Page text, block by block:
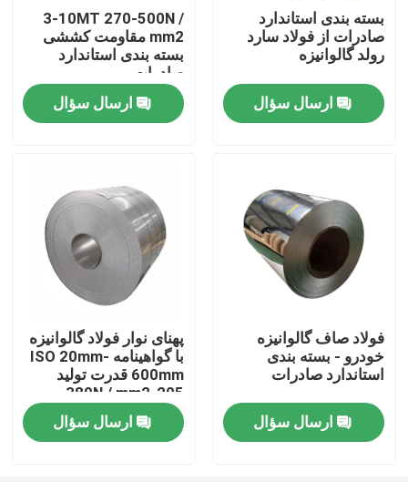
محصولات
فیلم های
درباره ما
کنترل کیفیت
با ما تماس بگیرید
درخواست نقل قول
ورق آلومینیوم
بسته بندی استاندارد
صادرات از فولاد سارد
رولد گالوانیزه
ارسال سؤال
3-10MT 270-500N /
mm2 مقاومت کششی
بسته بندی استاندارد
صادرات
ارسال سؤال
فولاد صاف گالوانیزه
خودرو - بسته بندی
استاندارد صادرات
ارسال سؤال
پهنای نوار فولاد گالوانیزه
با گواهینامه ISO 20mm-
600mm قدرت تولید
205-380N / mm2
ارسال سؤال